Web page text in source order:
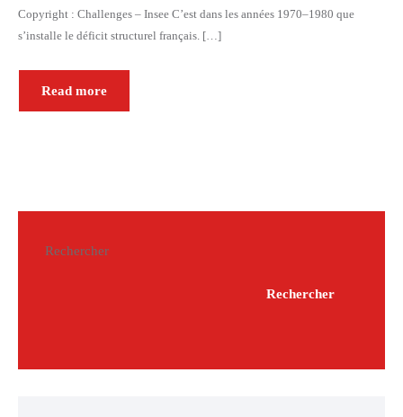
Copyright : Challenges – Insee C’est dans les années 1970–1980 que
s’installe le déficit structurel français. […]
Read more
Rechercher
Rechercher